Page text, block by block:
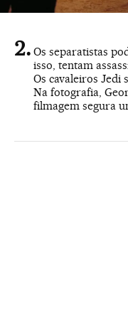
Os separatistas
isso, tentam
Os cavaleiros Jedi
Na fotografia,
filmagem segura